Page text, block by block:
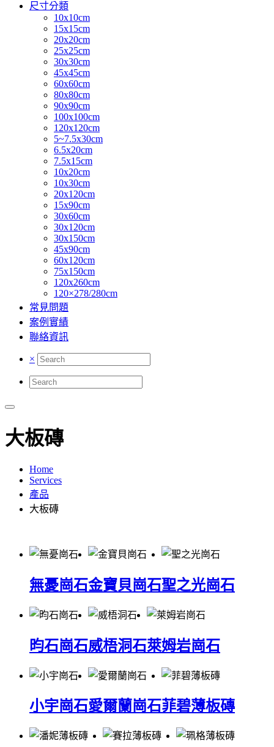
尺寸分類
10x10cm
15x15cm
20x20cm
25x25cm
30x30cm
45x45cm
60x60cm
80x80cm
90x90cm
100x100cm
120x120cm
5~7.5x30cm
6.5x20cm
7.5x15cm
10x20cm
10x30cm
20x120cm
15x90cm
30x60cm
30x120cm
30x150cm
45x90cm
60x120cm
75x150cm
120x260cm
120×278/280cm
常見問題
案例實績
聯絡資訊
×
大板磚
Home
Services
產品
大板磚
無憂崗石金寶貝崗石聖之光崗石
昀石崗石威梧洞石萊姆岩崗石
小宇崗石愛爾蘭崗石菲碧薄板磚